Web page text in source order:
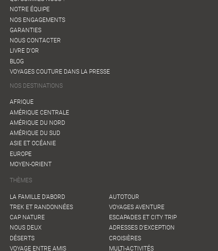
NOTRE ÉQUIPE
NOS ENGAGEMENTS
GARANTIES
NOUS CONTACTER
LIVRE D'OR
BLOG
VOYAGES COUTURE DANS LA PRESSE
NOS DESTINATIONS
AFRIQUE
AMÉRIQUE CENTRALE
AMÉRIQUE DU NORD
AMÉRIQUE DU SUD
ASIE ET OCÉANIE
EUROPE
MOYEN-ORIENT
THÈMES
LA FAMILLE D'ABORD
TREK ET RANDONNÉES
CAP NATURE
NOUS DEUX
DÉSERTS
VOYAGE ENTRE AMIS
AUTOTOUR
VOYAGES AVENTURE
ESCAPADES ET CITY TRIP
ADRESSES D'EXCEPTION
CROISIÈRES
MULTI-ACTIVITÉS